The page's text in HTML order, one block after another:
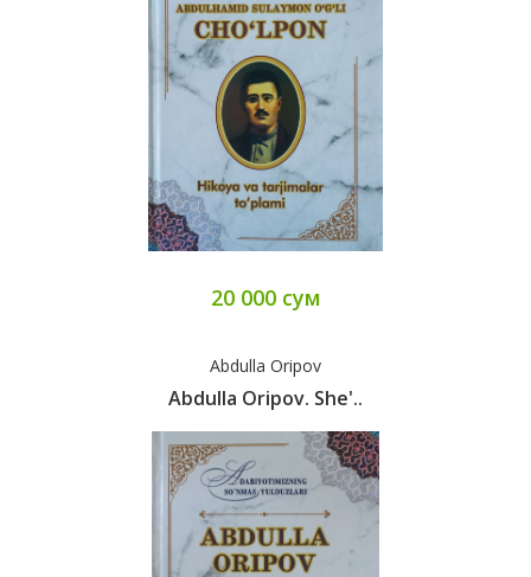
20 000 сум
Abdulla Oripov
Abdulla Oripov. She'..